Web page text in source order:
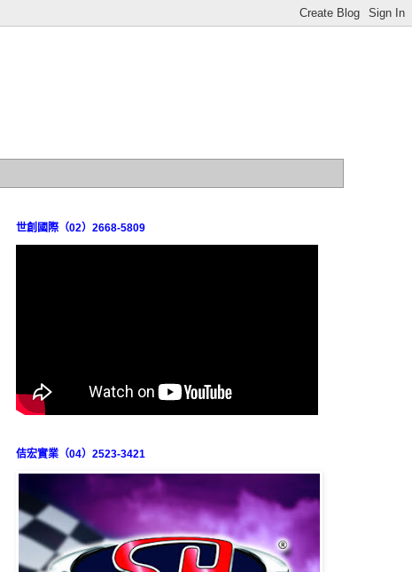
世創國際（02）2668-5809
佶宏實業（04）2523-3421